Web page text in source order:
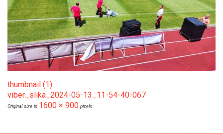
thumbnail (1)
viber_slika_2024-05-13_11-54-40-067
Original size is 1600 × 900 pixels